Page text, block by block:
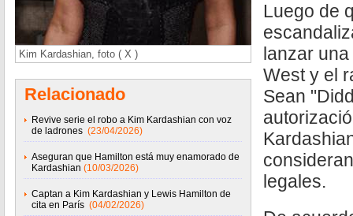
Kim Kardashian, foto ( X )
Relacionado
Revive serie el robo a Kim Kardashian con voz
de ladrones (23/04/2026)
Aseguran que Hamilton está muy enamorado de
Kardashian (10/03/2026)
Captan a Kim Kardashian y Lewis Hamilton de
cita en París (04/02/2026)
Luego de
lanzar
West y el
Sean
legales.